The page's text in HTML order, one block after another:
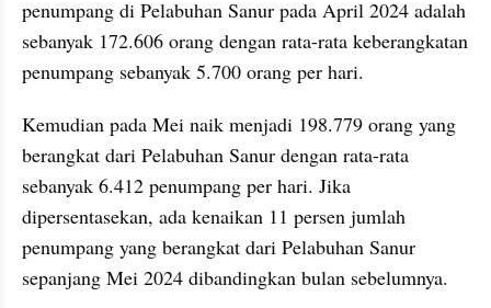
penumpang di Pelabuhan Sanur pada April 2024 adalah
sebanyak 172.606 orang dengan rata-rata keberangkatan
penumpang sebanyak 5.700 orang per hari.
Kemudian pada Mei naik menjadi 198.779 orang yang
berangkat dari Pelabuhan Sanur dengan rata-rata
sebanyak 6.412 penumpang per hari. Jika
dipersentasekan, ada kenaikan 11 persen jumlah
penumpang yang berangkat dari Pelabuhan Sanur
sepanjang Mei 2024 dibandingkan bulan sebelumnya.